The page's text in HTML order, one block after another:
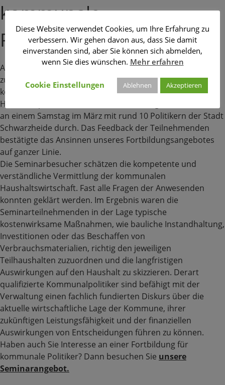
kommunale
Parlamentarier an.
An ein bis zwei Tagen werden die wichtigsten Grundlagen
zur doppischen Haushaltssystematik vermittelt und
konkrete Fragen zum Zahlenwerk des örtlichen
Haushaltsplans diskutiert. Diese Schulung führte das IPM
an einem Samstag im März mit rund 10 Politikern der Stadt
Schwarzheide durch. Das Feedback der Teilnehmenden
bestätigte das Ansinnen unseres Fortbildungsangebotes
auf ganzer Linie.
Die Seminarbesucher schätzen die kompetente und
verständliche Vermittlung der kommunalen
Haushaltswirtschaft. Fast alle Fragen der Anwesenden
konnten geklärt werden. Im Ergebnis waren die
Seminarteilnehmenden in der Lage typische
kostenwirksame Maßnahmen, wie bauliche Instandhaltung,
Investitionen oder das Beschaffen von
Verbrauchsmaterialien, richtig den jeweiligen
Teilhaushalten zuzuordnen und die langfristigen
Auswirkungen auf den Haushalt zu skizzieren. Derart
qualifizierte Kommunalpolitiker sind befähigt mit der
Verwaltung einen fachlich fundierten Diskurs über die
aktuelle wirtschaftliche Lage der Kommune, ihrer
zukünftigen Leistungsfähigkeit und der finanziellen
Auswirkungen von Entscheidungen führen zu können.
Haben auch Sie Interesse an einer Fortbildung für
kommunale Politiker? Dann besuchen Sie unsere
Seminarangebot.
Diese Website verwendet Cookies, um Ihre Erfahrung zu
verbessern. Wir gehen davon aus, dass Sie damit
einverstanden sind, aber Sie können sich abmelden,
wenn Sie dies wünschen. Mehr erfahren
Cookie Einstellungen Ablehnen Akzeptieren